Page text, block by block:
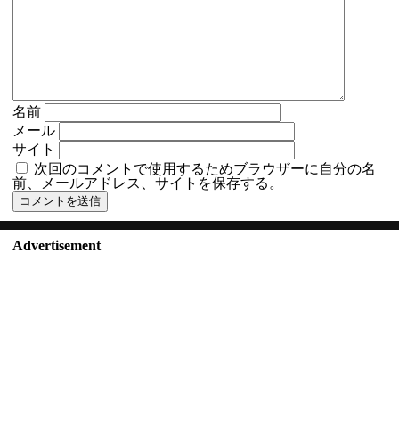
名前
メール
サイト
次回のコメントで使用するためブラウザーに自分の名
前、メールアドレス、サイトを保存する。
Advertisement